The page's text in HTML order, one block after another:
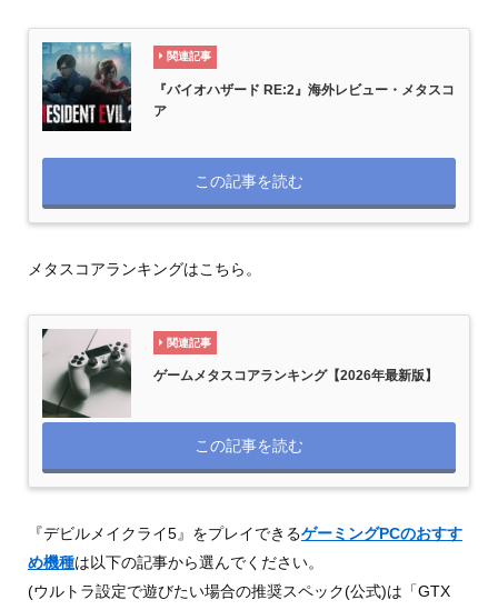
関連記事
『バイオハザード RE:2』海外レビュー・メタスコ
ア
この記事を読む
メタスコアランキングはこちら。
関連記事
ゲームメタスコアランキング【2026年最新版】
この記事を読む
『デビルメイクライ5』をプレイできるゲーミングPCのおすす
め機種は以下の記事から選んでください。
(ウルトラ設定で遊びたい場合の推奨スペック(公式)は「GTX